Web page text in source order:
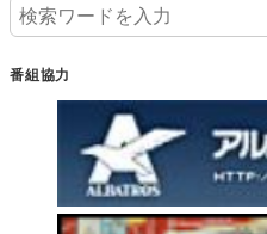
番組協力